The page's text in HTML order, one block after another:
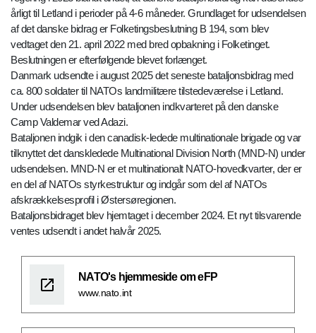
årligt til Letland i perioder på 4-6 måneder. Grundlaget for udsendelsen
af det danske bidrag er Folketingsbeslutning B 194, som blev
vedtaget den 21. april 2022 med bred opbakning i Folketinget.
Beslutningen er efterfølgende blevet forlænget.
Danmark udsendte i august 2025 det seneste bataljonsbidrag med
ca. 800 soldater til NATOs landmilitære tilstedeværelse i Letland.
Under udsendelsen blev bataljonen indkvarteret på den danske
Camp Valdemar ved Adazi.
Bataljonen indgik i den canadisk-ledede multinationale brigade og var
tilknyttet det danskledede Multinational Division North (MND-N) under
udsendelsen. MND-N er et multinationalt NATO-hovedkvarter, der er
en del af NATOs styrkestruktur og indgår som del af NATOs
afskrækkelsesprofil i Østersøregionen.
Bataljonsbidraget blev hjemtaget i december 2024. Et nyt tilsvarende
ventes udsendt i andet halvår 2025.
NATO's hjemmeside om eFP
www.nato.int